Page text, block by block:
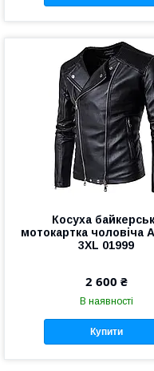
Косуха
мотокартка чоловіча
3XL 01999
2 600 ₴
В наявності
Купити